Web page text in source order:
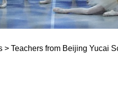
> Teachers from Beijing Yucai